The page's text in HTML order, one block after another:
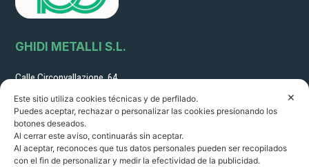
GHIDI METALLI S.L.
Calle Circonvallazione, 64
Tel. 0572 32216 - Fax 0572 30887
N.º de IVA: 01351060478
R.I. PT 22261 R.E.A. 14249
Horario de apertura:
✕
Este sitio utiliza cookies técnicas y de perfilado.
Puedes aceptar, rechazar o personalizar las cookies presionando los
botones deseados.
Al cerrar este aviso, continuarás sin aceptar.
Al aceptar, reconoces que tus datos personales pueden ser recopilados
con el fin de personalizar y medir la efectividad de la publicidad.